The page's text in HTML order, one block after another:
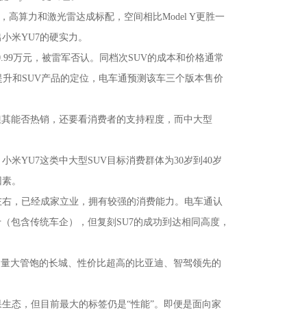
算力和激光雷达成标配，空间相比Model Y更胜一
米YU7的硬实力。
元，被雷军否认。同档次SUV的成本和价格通常
和SUV产品的定位，电车通预测该车三个版本售价
否热销，还要看消费者的支持程度，而中大型
YU7这类中大型SUV目标消费群体为30岁到40岁
。
已经成家立业，拥有较强的消费能力。电车通认
包含传统车企），但复刻SU7的成功到达相同高度，
管饱的长城、性价比超高的比亚迪、智驾领先的
，但目前最大的标签仍是“性能”。即便是面向家